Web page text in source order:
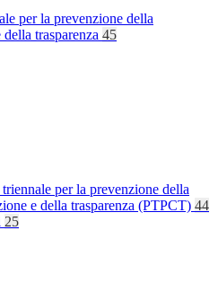
per la prevenzione della
trasparenza 45
per la prevenzione della
e della trasparenza (PTPCT) 44
25